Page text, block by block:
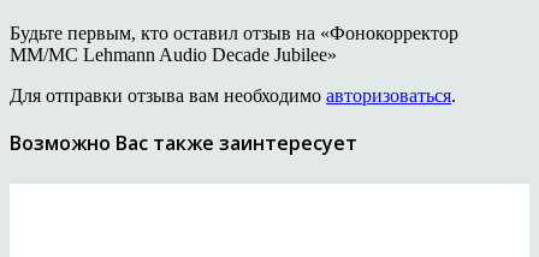
Будьте первым, кто оставил отзыв на «Фонокорректор
MM/MC Lehmann Audio Decade Jubilee»
Для отправки отзыва вам необходимо авторизоваться.
Возможно Вас также заинтересует